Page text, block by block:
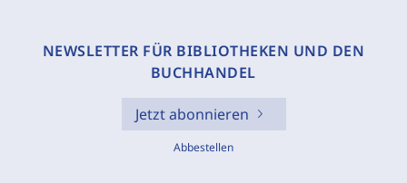
NEWSLETTER FÜR BIBLIOTHEKEN UND DEN
BUCHHANDEL
Jetzt abonnieren
Abbestellen